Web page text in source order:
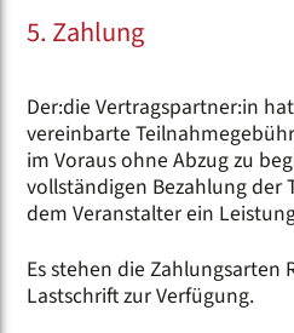
5. Zahlung
Der:die Vertragspartner:in
vereinbarte
im Voraus ohne Abzug zu
vollständigen Bezahlung der
dem Veranstalter ein
Es stehen die Zahlungsarten
Lastschrift zur Verfügung.